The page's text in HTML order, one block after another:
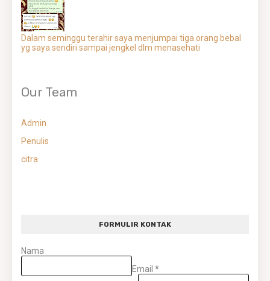
Dalam seminggu terahir saya menjumpai tiga orang bebal
yg saya sendiri sampai jengkel dlm menasehati
Our Team
Admin
Penulis
citra
FORMULIR KONTAK
Nama
Email *